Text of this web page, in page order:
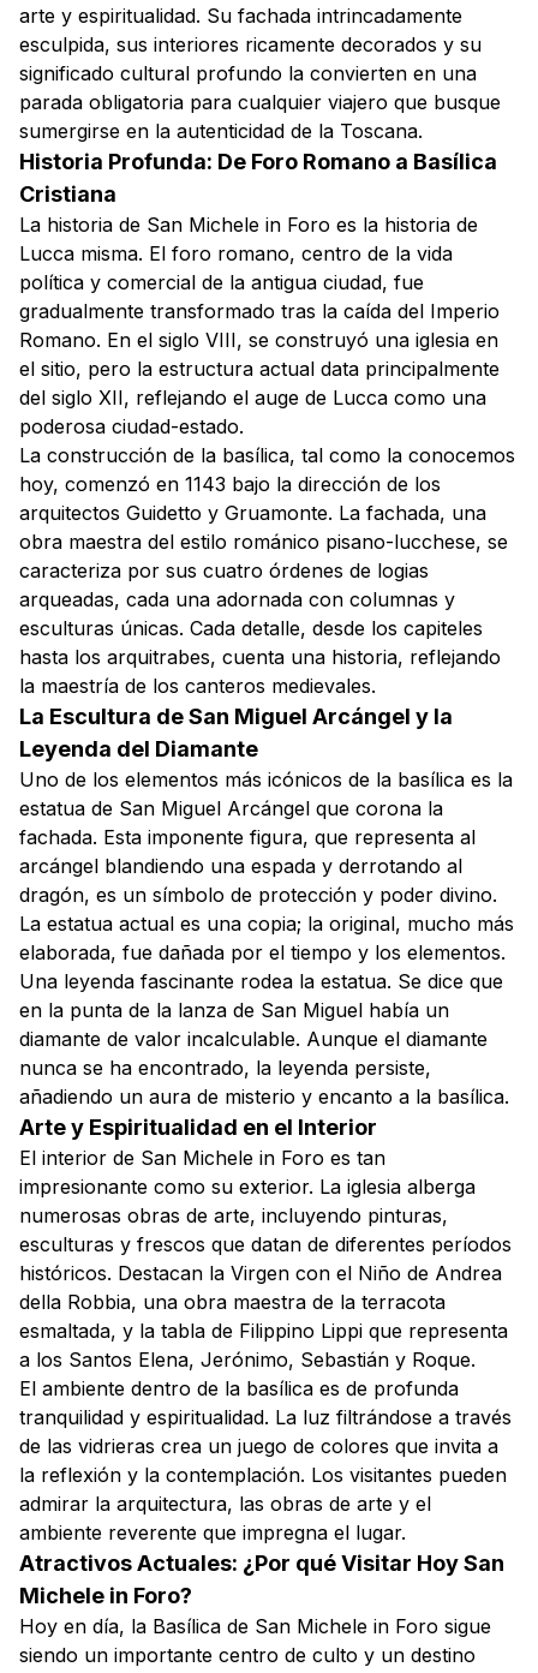
arte y espiritualidad. Su fachada intrincadamente
esculpida, sus interiores ricamente decorados y su
significado cultural profundo la convierten en una
parada obligatoria para cualquier viajero que busque
sumergirse en la autenticidad de la Toscana.
Historia Profunda: De Foro Romano a Basílica
Cristiana
La historia de San Michele in Foro es la historia de
Lucca misma. El foro romano, centro de la vida
política y comercial de la antigua ciudad, fue
gradualmente transformado tras la caída del Imperio
Romano. En el siglo VIII, se construyó una iglesia en
el sitio, pero la estructura actual data principalmente
del siglo XII, reflejando el auge de Lucca como una
poderosa ciudad-estado.
La construcción de la basílica, tal como la conocemos
hoy, comenzó en 1143 bajo la dirección de los
arquitectos Guidetto y Gruamonte. La fachada, una
obra maestra del estilo románico pisano-lucchese, se
caracteriza por sus cuatro órdenes de logias
arqueadas, cada una adornada con columnas y
esculturas únicas. Cada detalle, desde los capiteles
hasta los arquitrabes, cuenta una historia, reflejando
la maestría de los canteros medievales.
La Escultura de San Miguel Arcángel y la
Leyenda del Diamante
Uno de los elementos más icónicos de la basílica es la
estatua de San Miguel Arcángel que corona la
fachada. Esta imponente figura, que representa al
arcángel blandiendo una espada y derrotando al
dragón, es un símbolo de protección y poder divino.
La estatua actual es una copia; la original, mucho más
elaborada, fue dañada por el tiempo y los elementos.
Una leyenda fascinante rodea la estatua. Se dice que
en la punta de la lanza de San Miguel había un
diamante de valor incalculable. Aunque el diamante
nunca se ha encontrado, la leyenda persiste,
añadiendo un aura de misterio y encanto a la basílica.
Arte y Espiritualidad en el Interior
El interior de San Michele in Foro es tan
impresionante como su exterior. La iglesia alberga
numerosas obras de arte, incluyendo pinturas,
esculturas y frescos que datan de diferentes períodos
históricos. Destacan la Virgen con el Niño de Andrea
della Robbia, una obra maestra de la terracota
esmaltada, y la tabla de Filippino Lippi que representa
a los Santos Elena, Jerónimo, Sebastián y Roque.
El ambiente dentro de la basílica es de profunda
tranquilidad y espiritualidad. La luz filtrándose a través
de las vidrieras crea un juego de colores que invita a
la reflexión y la contemplación. Los visitantes pueden
admirar la arquitectura, las obras de arte y el
ambiente reverente que impregna el lugar.
Atractivos Actuales: ¿Por qué Visitar Hoy San
Michele in Foro?
Hoy en día, la Basílica de San Michele in Foro sigue
siendo un importante centro de culto y un destino